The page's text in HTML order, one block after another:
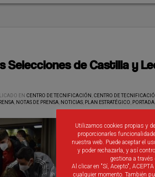
Selecciones de Castilla y
EN CENTRO DE TECNIFICACIÓN CENTRO DE
NOTAS DE PRENSA NOTICIAS PLAN ESTRATÉGICO PORTADA
Las
rato de
Utilizamos cookies propias y
proporcionarles
nuestra web. Puede aceptar el
y poder rechazarla, y así
gestiona a través
Al clicar en "Sí, Acepto",
cualquier momento. También